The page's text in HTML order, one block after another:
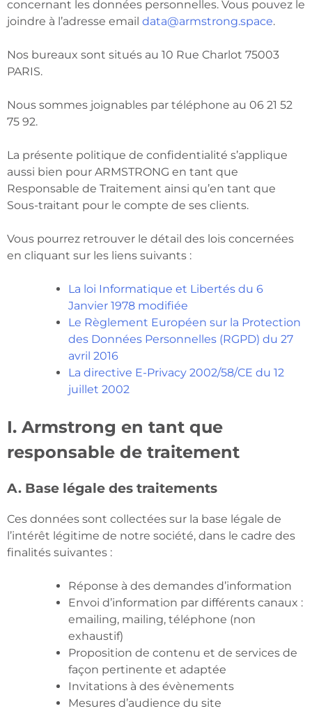
concernant les données personnelles. Vous pouvez le
joindre à l’adresse email data@armstrong.space.
Nos bureaux sont situés au 10 Rue Charlot 75003
PARIS.
Nous sommes joignables par téléphone au 06 21 52
75 92.
La présente politique de confidentialité s’applique
aussi bien pour ARMSTRONG en tant que
Responsable de Traitement ainsi qu’en tant que
Sous-traitant pour le compte de ses clients.
Vous pourrez retrouver le détail des lois concernées
en cliquant sur les liens suivants :
La loi Informatique et Libertés du 6
Janvier 1978 modifiée
Le Règlement Européen sur la Protection
des Données Personnelles (RGPD) du 27
avril 2016
La directive E-Privacy 2002/58/CE du 12
juillet 2002
I. Armstrong en tant que
responsable de traitement
A. Base légale des traitements
Ces données sont collectées sur la base légale de
l’intérêt légitime de notre société, dans le cadre des
finalités suivantes :
Réponse à des demandes d’information
Envoi d’information par différents canaux :
emailing, mailing, téléphone (non
exhaustif)
Proposition de contenu et de services de
façon pertinente et adaptée
Invitations à des évènements
Mesures d’audience du site